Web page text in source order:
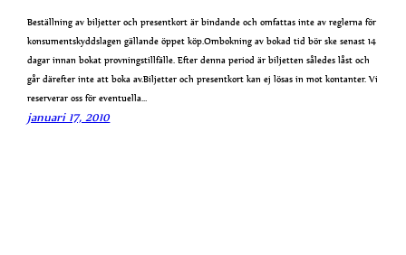
Beställning av biljetter och presentkort är bindande och omfattas inte av reglerna för
konsumentskyddslagen gällande öppet köp.Ombokning av bokad tid bör ske senast 14
dagar innan bokat provningstillfälle. Efter denna period är biljetten således låst och
går därefter inte att boka av.Biljetter och presentkort kan ej lösas in mot kontanter. Vi
reserverar oss för eventuella…
januari 17, 2010